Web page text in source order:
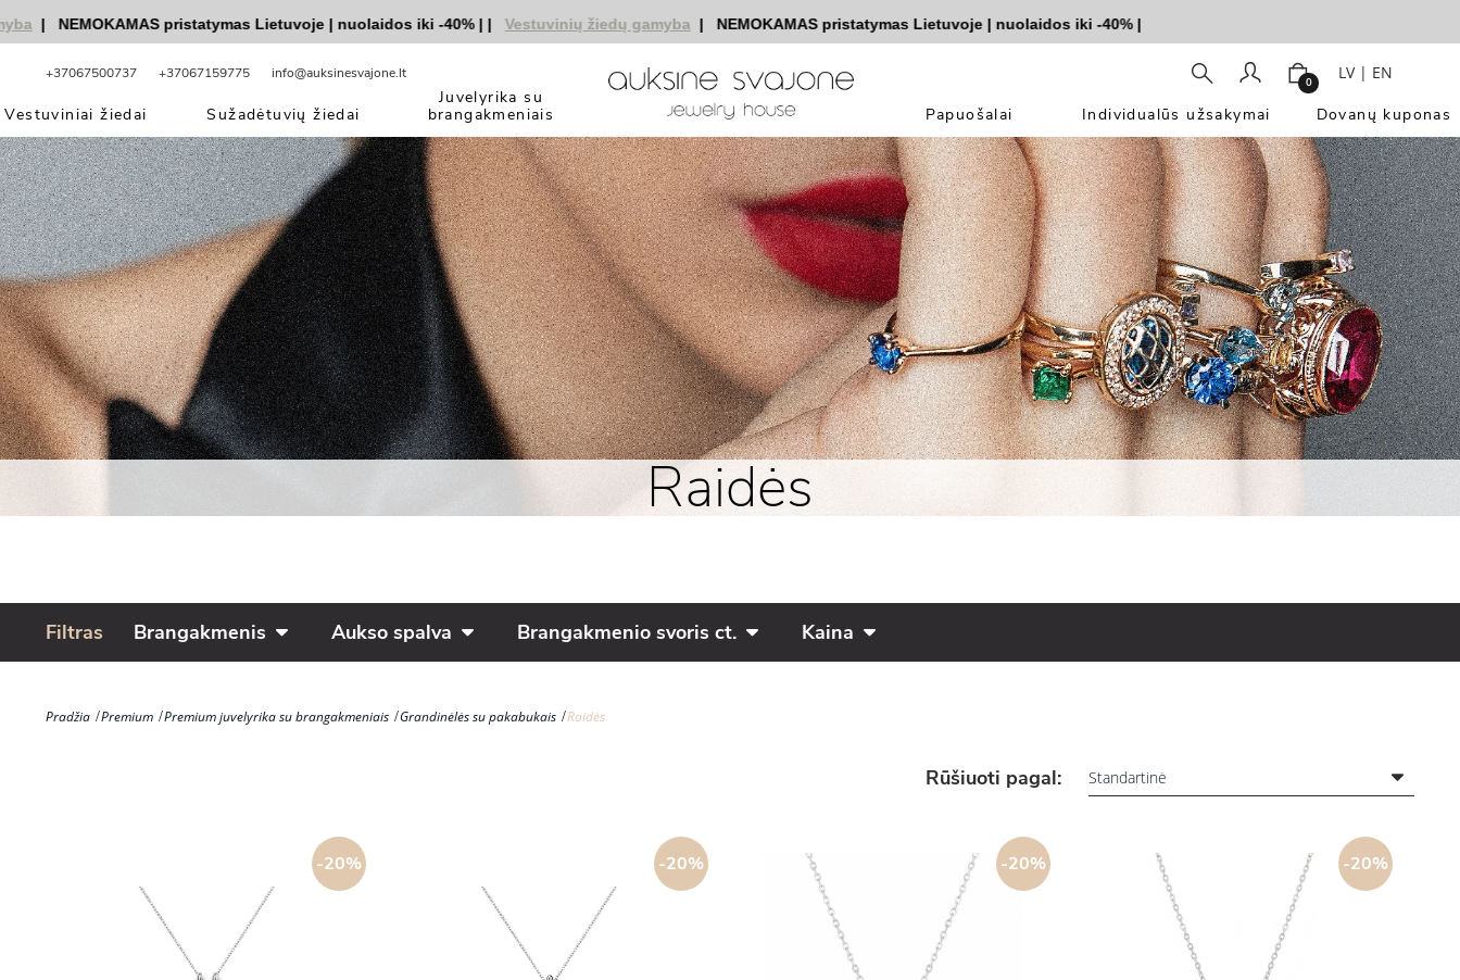
| NEMOKAMAS pristatymas Lietuvoje|nuolaidos iki -40%|| Vestuvinių žiedų gamyba | NEMOKAMAS pristatymas Lietuvoje|nuolaidos iki -40%|
+37067500737 +37067159775 info@auksinesvajone.lt 0 LV| EN
Vestuviniai žiedai Sužadėtuvių žiedai
Juvelyrika su
brangakmeniais
Papuošalai Individualūs užsakymai Dovanų kuponas
Raidės
Filtras Brangakmenis Aukso spalva Brangakmenio svoris ct. Kaina
Pradžia Premium Premium juvelyrika su brangakmeniais Grandinėlės su pakabukais Raidės
Rūšiuoti pagal:
-20% -20% -20% -20%